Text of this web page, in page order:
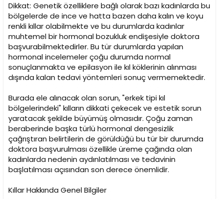
Dikkat: Genetik özelliklere bağlı olarak bazı kadınlarda bu
bölgelerde de ince ve hatta bazen daha kalın ve koyu
renkli kıllar olabilmekte ve bu durumlarda kadınlar
muhtemel bir hormonal bozukluk endişesiyle doktora
başvurabilmektedirler. Bu tür durumlarda yapılan
hormonal incelemeler çoğu durumda normal
sonuçlanmakta ve epilasyon ile kıl köklerinin alınması
dışında kalan tedavi yöntemleri sonuç vermemektedir.
Burada ele alınacak olan sorun, "erkek tipi kıl
bölgelerindeki" kılların dikkati çekecek ve estetik sorun
yaratacak şekilde büyümüş olmasıdır. Çoğu zaman
beraberinde başka türlü hormonal dengesizlik
çağrıştıran belirtilerin de görüldüğü bu tür bir durumda
doktora başvurulması özellikle üreme çağında olan
kadınlarda nedenin aydınlatılması ve tedavinin
başlatılması açısından son derece önemlidir.
Kıllar Hakkında Genel Bilgiler